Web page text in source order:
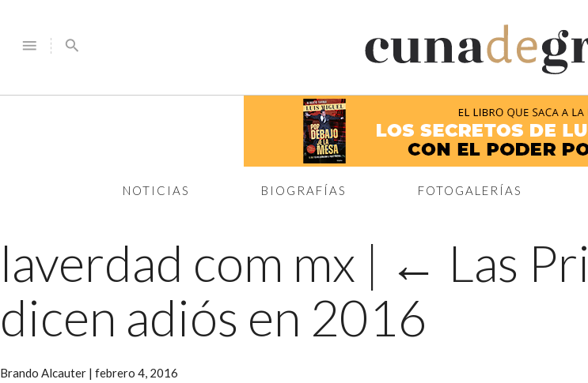
menu search
NOTICIAS BIOGRAFÍAS FOTOGALERÍAS
laverdad com mx | ← Las
dicen adiós en 2016
Brando Alcauter | febrero 4, 2016